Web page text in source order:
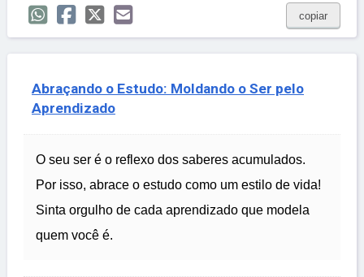
copiar
Abraçando o Estudo: Moldando o Ser pelo
Aprendizado
O seu ser é o reflexo dos saberes acumulados.
Por isso, abrace o estudo como um estilo de vida!
Sinta orgulho de cada aprendizado que modela
quem você é.